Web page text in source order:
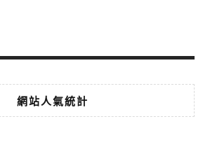
網站人氣統計